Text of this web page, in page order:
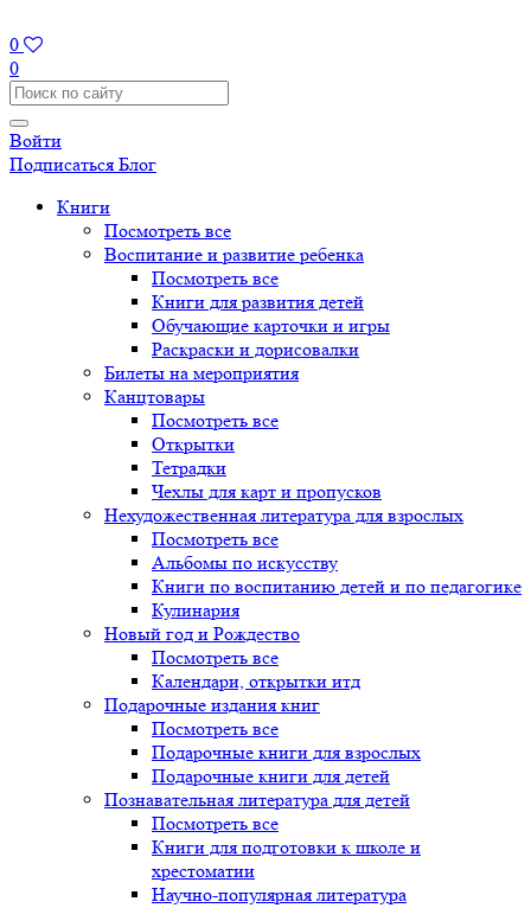
0
0
Войти
Подписаться Блог
Книги
Посмотреть все
Воспитание и развитие ребенка
Посмотреть все
Книги для развития детей
Обучающие карточки и игры
Раскраски и дорисовалки
Билеты на мероприятия
Канцтовары
Посмотреть все
Открытки
Тетрадки
Чехлы для карт и пропусков
Нехудожественная литература для взрослых
Посмотреть все
Альбомы по искусству
Книги по воспитанию детей и по педагогике
Кулинария
Новый год и Рождество
Посмотреть все
Календари, открытки итд
Подарочные издания книг
Посмотреть все
Подарочные книги для взрослых
Подарочные книги для детей
Познавательная литература для детей
Посмотреть все
Книги для подготовки к школе и
хрестоматии
Научно-популярная литература